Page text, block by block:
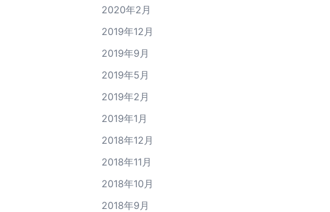
2020年2月
2019年12月
2019年9月
2019年5月
2019年2月
2019年1月
2018年12月
2018年11月
2018年10月
2018年9月